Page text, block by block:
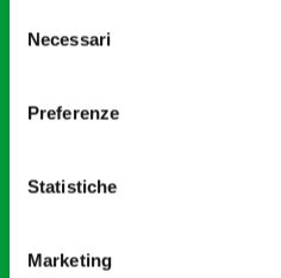
delNecessari
Preferenze
Statistiche
Marketing
Via S. Giovanni sul Muro, 2
Cod. Fisc. 80078650159